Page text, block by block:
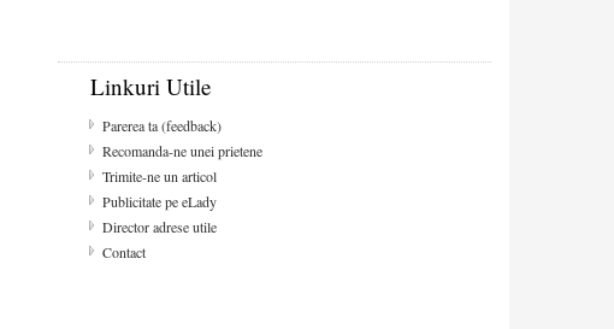
Linkuri Utile
Parerea ta (feedback)
Recomanda-ne unei prietene
Trimite-ne un articol
Publicitate pe eLady
Director adrese utile
Contact